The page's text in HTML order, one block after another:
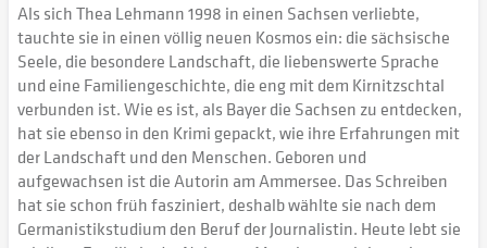
Als sich Thea Lehmann 1998 in einen Sachsen verliebte,
tauchte sie in einen völlig neuen Kosmos ein: die sächsische
Seele, die besondere Landschaft, die liebenswerte Sprache
und eine Familiengeschichte, die eng mit dem Kirnitzschtal
verbunden ist. Wie es ist, als Bayer die Sachsen zu entdecken,
hat sie ebenso in den Krimi gepackt, wie ihre Erfahrungen mit
der Landschaft und den Menschen. Geboren und
aufgewachsen ist die Autorin am Ammersee. Das Schreiben
hat sie schon früh fasziniert, deshalb wählte sie nach dem
Germanistikstudium den Beruf der Journalistin. Heute lebt sie